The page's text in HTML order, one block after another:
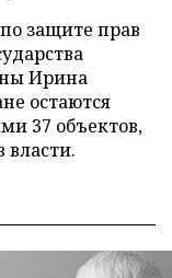
защите прав
Ирина
остаются
37 объектов,